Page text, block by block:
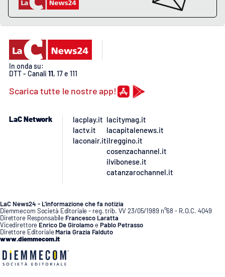
In onda su:
DTT - Canali 11, 17 e 111
Scarica tutte le nostre app!
LaC Network
lacplay.it
lactv.it
laconair.it
lacitymag.it
lacapitalenews.it
ilreggino.it
cosenzachannel.it
ilvibonese.it
catanzarochannel.it
LaC News24 - L’informazione che fa notizia
Diemmecom Società Editoriale - reg. trib. VV 23/05/1989 n°68 - R.O.C. 4049
Direttore Responsabile Francesco Laratta
Vicedirettore Enrico De GirolamoePablo Petrasso
Direttore Editoriale Maria Grazia Falduto
www.diemmecom.it